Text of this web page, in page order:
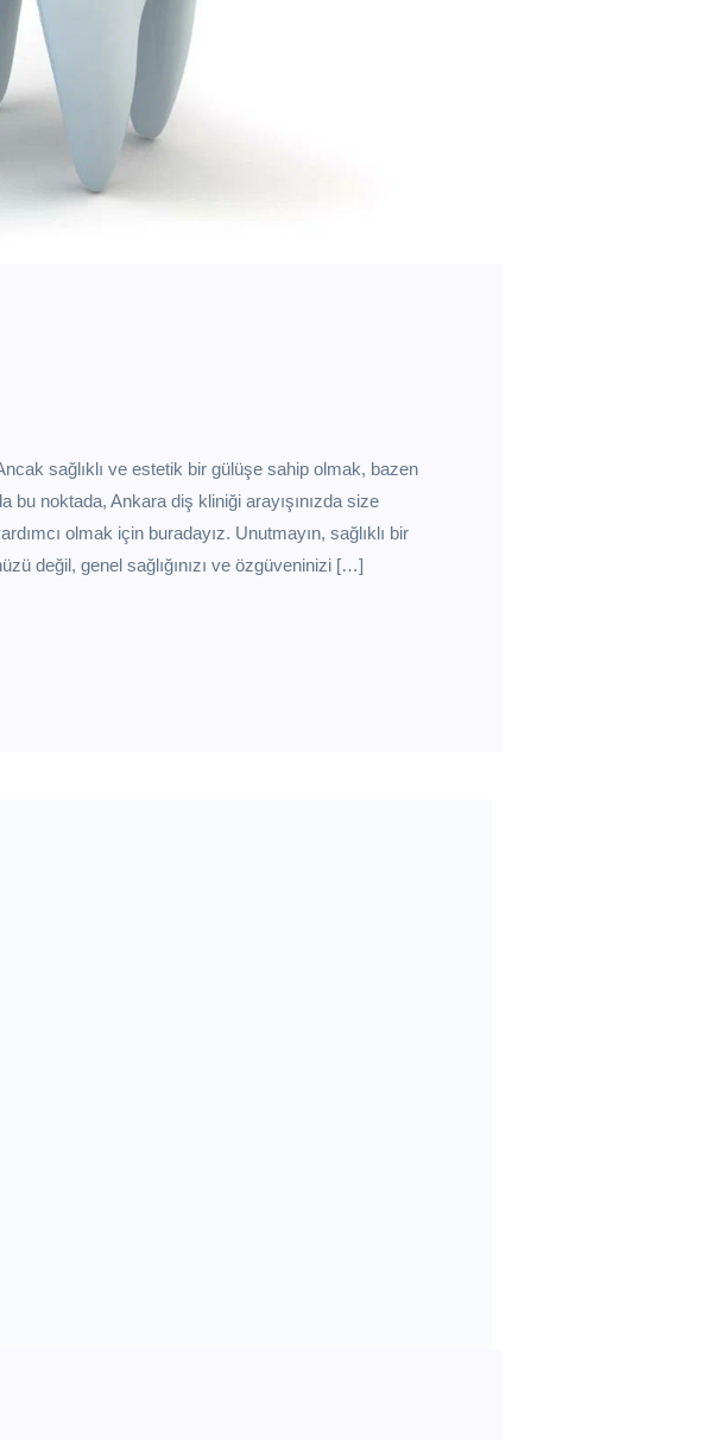
sağlıklı ve estetik bir gülüşe sahip olmak, bazen
noktada, Ankara diş kliniği arayışınızda size
olmak için buradayız. Unutmayın, sağlıklı bir
değil, genel sağlığınızı ve özgüveninizi […]